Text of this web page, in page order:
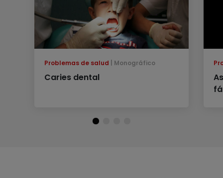
Problemas de salud Monográfico
Caries dental